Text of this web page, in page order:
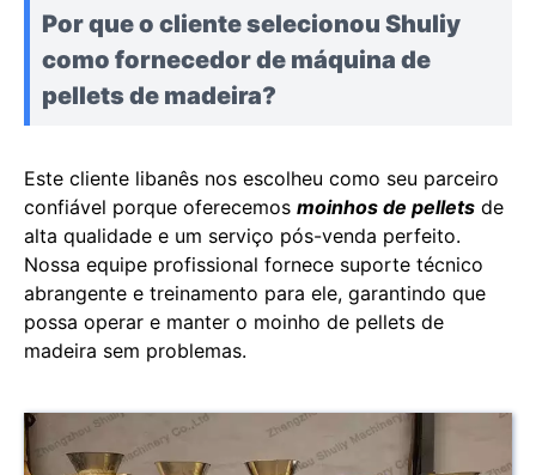
Por que o cliente selecionou Shuliy
como fornecedor de máquina de
pellets de madeira?
Este cliente libanês nos escolheu como seu parceiro
confiável porque oferecemos moinhos de pellets de
alta qualidade e um serviço pós-venda perfeito.
Nossa equipe profissional fornece suporte técnico
abrangente e treinamento para ele, garantindo que
possa operar e manter o moinho de pellets de
madeira sem problemas.